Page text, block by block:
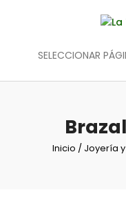
SELECCIONAR
Inicio / Joyería